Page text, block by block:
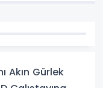
Akın Gürlek